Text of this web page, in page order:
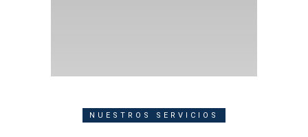
NUESTROS SERVICIOS